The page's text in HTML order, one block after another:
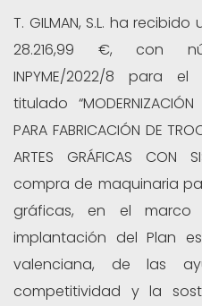
T. GILMAN, S.L. ha
28.216,99 €, con
INPYME/2022/8 para
titulado
PARA FABRICACIÓN DE
ARTES GRÁFICAS CON
compra de maquinaria
gráficas, en el
implantación del Plan
valenciana, de las
competitividad y la